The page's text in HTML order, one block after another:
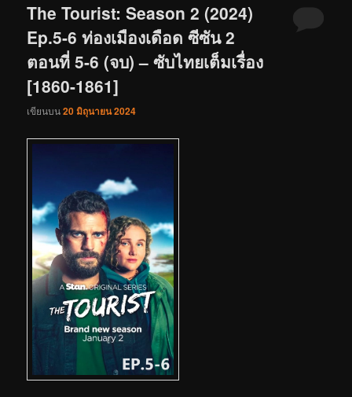
The Tourist: Season 2 (2024)
Ep.5-6 ท่องเมืองเดือด ซีซัน 2
ตอนที่ 5-6 (จบ) – ซับไทยเต็มเรื่อง
[1860-1861]
เขียนบน20 มิถุนายน 2024